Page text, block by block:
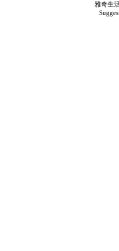
雅奇生